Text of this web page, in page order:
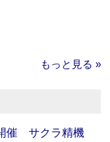
もっと見る »
催 サクラ精機